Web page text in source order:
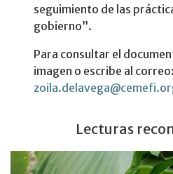
seguimiento de las
gobierno”.
Para consultar el
imagen o escribe al correo:
Lecturas